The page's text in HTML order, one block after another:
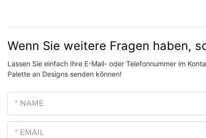
Wenn Sie weitere Fragen haben,
Lassen Sie einfach Ihre E-Mail- oder Telefonnummer im
Palette an Designs senden können!
NAME
EMAIL